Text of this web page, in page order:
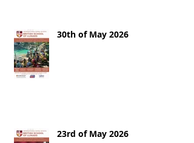
30th of May 2026
23rd of May 2026